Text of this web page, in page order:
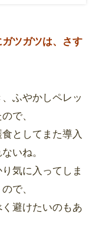
ツガツは、さす
ふやかしペレッ
で、
としてまた導入
いね。
気に入ってしま
で、
避けたいのもあ